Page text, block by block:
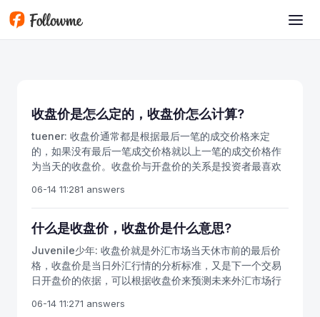
Skip to main content
收盘价是怎么定的，收盘价怎么计算?
tuener: 收盘价通常都是根据最后一笔的成交价格来定
的，如果没有最后一笔成交价格就以上一笔的成交价格作
为当天的收盘价。收盘价与开盘价的关系是投资者最喜欢
称红线或阳线；若收盘价低于开盘价，则以黑色实体表
示，称黑线或阴线。
06-14 11:281 answers
什么是收盘价，收盘价是什么意思?
Juvenile少年: 收盘价就是外汇市场当天休市前的最后价
格，收盘价是当日外汇行情的分析标准，又是下一个交易
日开盘价的依据，可以根据收盘价来预测未来外汇市场行
开市时的第一个成交价格，通过当天的开盘价往往可以看
06-14 11:271 answers